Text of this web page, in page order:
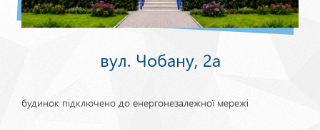
вул. Чобану, 2а
будинок підключено до енергонезалежної мережі